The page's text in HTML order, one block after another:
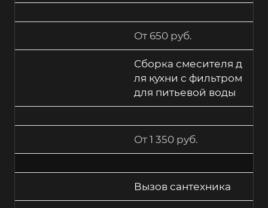
От 650 руб.
Сборка смесителя д
ля кухни с фильтром
для питьевой воды
От 1 350 руб.
Вызов сантехника